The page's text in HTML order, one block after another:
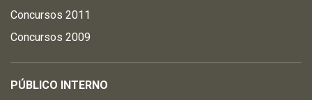
Concursos 2011
Concursos 2009
PÚBLICO INTERNO